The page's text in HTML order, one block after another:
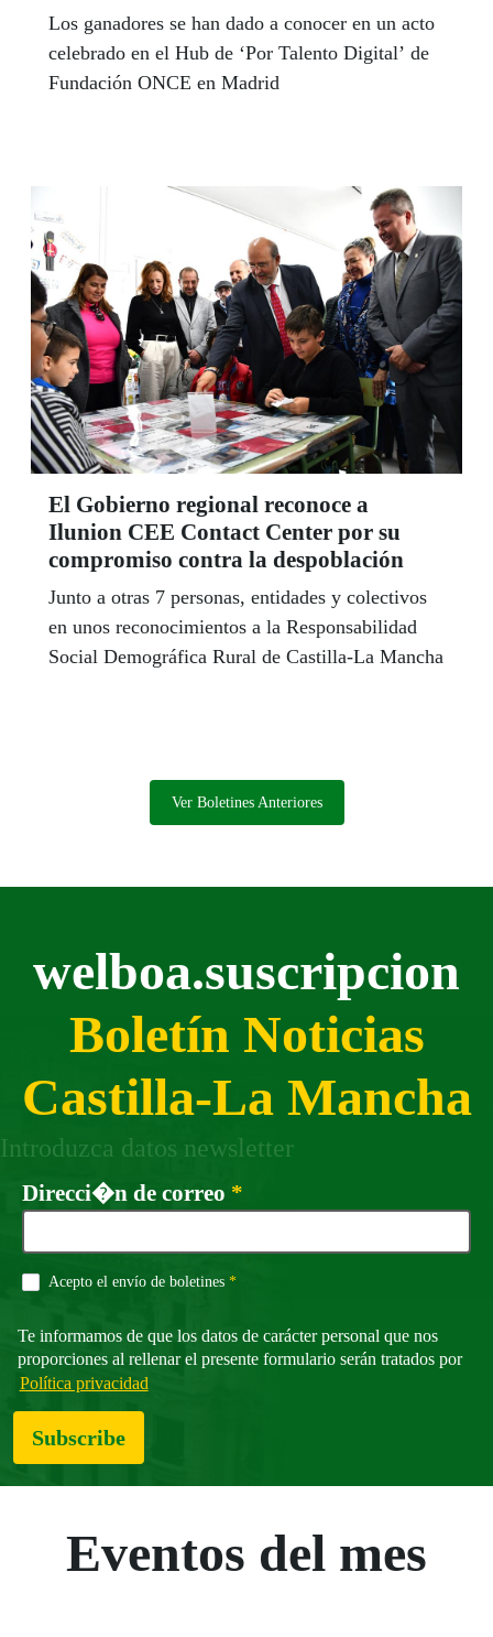
Los ganadores se han dado a conocer en un acto
celebrado en el Hub de ‘Por Talento Digital’ de
Fundación ONCE en Madrid
El Gobierno regional reconoce a
Ilunion CEE Contact Center por su
compromiso contra la despoblación
Junto a otras 7 personas, entidades y colectivos
en unos reconocimientos a la Responsabilidad
Social Demográfica Rural de Castilla-La Mancha
Ver Boletines Anteriores
welboa.suscripcion
Boletín Noticias
Castilla-La Mancha
Introduzca datos newsletter
Direcci�n de correo *
Acepto el envío de boletines *Required
Te informamos de que los datos de carácter personal que nos
proporciones al rellenar el presente formulario serán tratados por
Política privacidad
Subscribe
Eventos del mes